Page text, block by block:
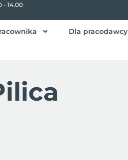
- 14.00
Dla pracodawcy